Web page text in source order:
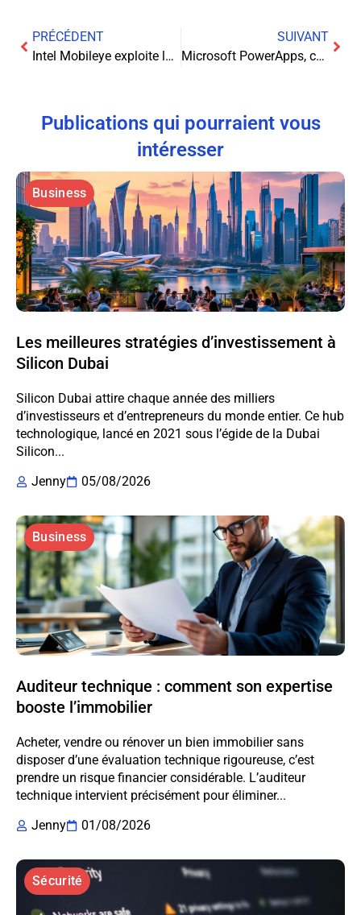
PRÉCÉDENT
Intel Mobileye exploite les données des villes intelligentes avec la 5G
SUIVANT
Microsoft PowerApps, comment ça marche ?
Publications qui pourraient vous
intéresser
Business
Les meilleures stratégies d’investissement à
Silicon Dubai
Silicon Dubai attire chaque année des milliers
d’investisseurs et d’entrepreneurs du monde entier. Ce hub
technologique, lancé en 2021 sous l’égide de la Dubai
Silicon...
Jenny
05/08/2026
Business
Auditeur technique : comment son expertise
booste l’immobilier
Acheter, vendre ou rénover un bien immobilier sans
disposer d’une évaluation technique rigoureuse, c’est
prendre un risque financier considérable. L’auditeur
technique intervient précisément pour éliminer...
Jenny
01/08/2026
Sécurité